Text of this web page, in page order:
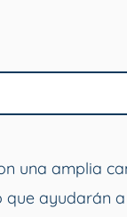
una amplia
ayudarán